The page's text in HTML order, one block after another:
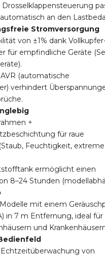
an den
Stromversorgung
von ±1% dank
für empfindliche Geräte
(automatische
verhindert
+
für raue
Feuchtigkeit, extreme
ermöglicht einen
8–24 Stunden
mit einem
in 7 m Entfernung, ideal für
und
von